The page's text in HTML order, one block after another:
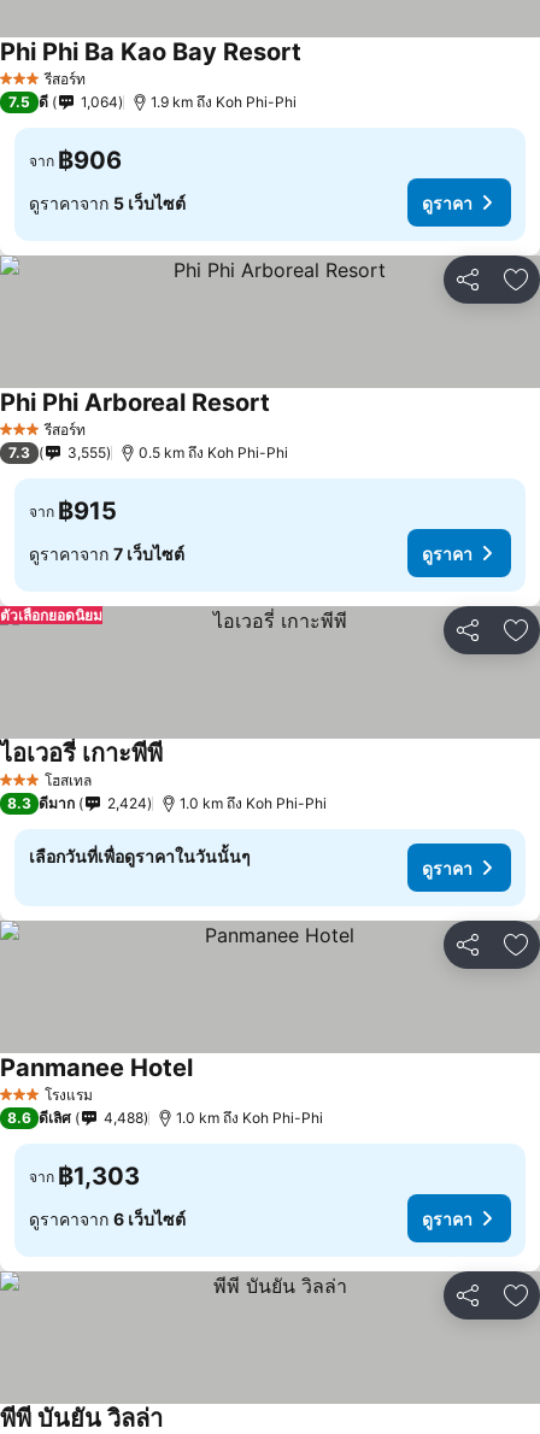
3 ดาว รีสอร์ท
Phi Phi Ba Kao Bay Resort
7.5 ดี 1,064 1.9 km ถึง Koh Phi-Phi
จาก ฿906
ดูราคาจาก 5 เว็บไซต์ ดูราคา
แชร์ เ
3 ดาว รีสอร์ท
Phi Phi Arboreal Resort
7.3 3,555 0.5 km ถึง Koh Phi-Phi
จาก ฿915
ดูราคาจาก 7 เว็บไซต์ ดูราคา
แชร์ เ
ตัวเลือกยอดนิยม
3 ดาว โฮสเทล
ไอเวอรี่ เกาะพีพี
8.3 ดีมาก 2,424 1.0 km ถึง Koh Phi-Phi
เลือกวันที่เพื่อดูราคาในวันนั้นๆ
ดูราคา
แชร์ เ
3 ดาว โรงแรม
Panmanee Hotel
8.6 ดีเลิศ 4,488 1.0 km ถึง Koh Phi-Phi
จาก ฿1,303
ดูราคาจาก 6 เว็บไซต์ ดูราคา
แชร์ เ
พีพี บันยัน วิลล่า